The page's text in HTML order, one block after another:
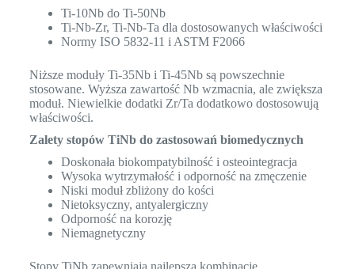
Ti-10Nb do Ti-50Nb
Ti-Nb-Zr, Ti-Nb-Ta dla dostosowanych właściwości
Normy ISO 5832-11 i ASTM F2066
Niższe moduły Ti-35Nb i Ti-45Nb są powszechnie
stosowane. Wyższa zawartość Nb wzmacnia, ale zwiększa
moduł. Niewielkie dodatki Zr/Ta dodatkowo dostosowują
właściwości.
Zalety stopów TiNb do zastosowań biomedycznych
Doskonała biokompatybilność i osteointegracja
Wysoka wytrzymałość i odporność na zmęczenie
Niski moduł zbliżony do kości
Nietoksyczny, antyalergiczny
Odporność na korozję
Niemagnetyczny
Stopy TiNb zapewniają najlepszą kombinację